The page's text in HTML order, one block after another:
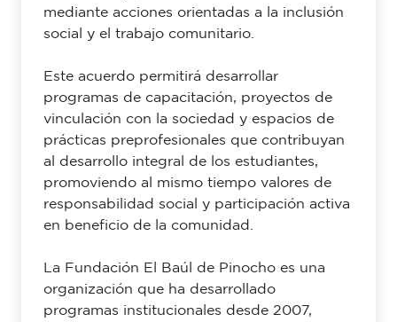
mediante acciones orientadas a la inclusión
social y el trabajo comunitario.
Este acuerdo permitirá desarrollar
programas de capacitación, proyectos de
vinculación con la sociedad y espacios de
prácticas preprofesionales que contribuyan
al desarrollo integral de los estudiantes,
promoviendo al mismo tiempo valores de
responsabilidad social y participación activa
en beneficio de la comunidad.
La Fundación El Baúl de Pinocho es una
organización que ha desarrollado
programas institucionales desde 2007,